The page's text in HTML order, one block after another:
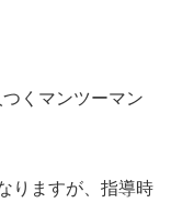
くマンツーマン
りますが、指導時